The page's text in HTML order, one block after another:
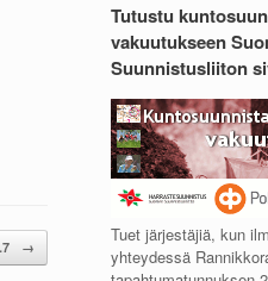
→
Tutustu
vakuutukseen
Suunnistusliiton
Tuet järjestäjiä, kun
yhteydessä